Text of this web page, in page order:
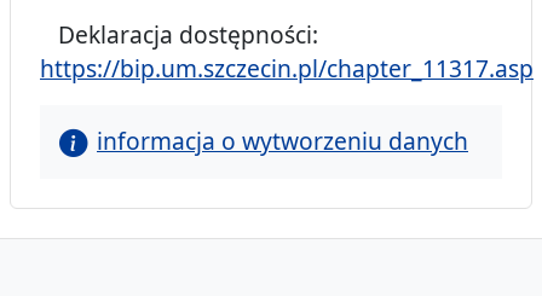
Deklaracja dostępności:
https://bip.um.szczecin.pl/chapter_11317.asp
informacja o wytworzeniu danych